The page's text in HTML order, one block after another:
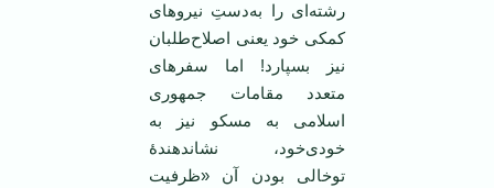
رشته‌ای را به‌دستِ نیروهای
کمکی خود یعنی اصلاح‌طلبان
نیز بسپارد! اما سفرهای
متعدد مقامات جمهوری
اسلامی به مسکو نیز به
خودی‌خود، نشاندهندۀ
توخالی بودن آن «ظرفیت